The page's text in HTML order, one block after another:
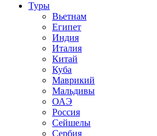
Туры
Вьетнам
Египет
Индия
Италия
Китай
Куба
Маврикий
Мальдивы
ОАЭ
Россия
Сейшелы
Сербия